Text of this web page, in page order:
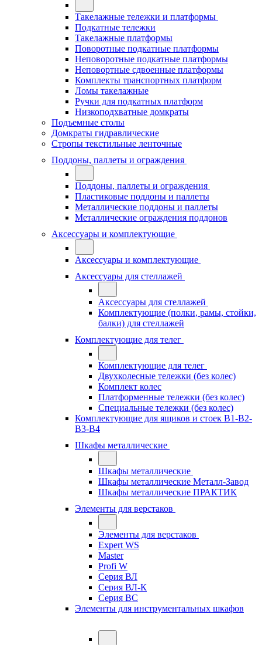
Такелажные тележки и платформы
Подкатные тележки
Такелажные платформы
Поворотные подкатные платформы
Неповоротные подкатные платформы
Неповортные сдвоенные платформы
Комплекты транспортных платформ
Ломы такелажные
Ручки для подкатных платформ
Низкоподхватные домкраты
Подъемные столы
Домкраты гидравлические
Стропы текстильные ленточные
Поддоны, паллеты и ограждения
Поддоны, паллеты и ограждения
Пластиковые поддоны и паллеты
Металлические поддоны и паллеты
Металлические ограждения поддонов
Аксессуары и комплектующие
Аксессуары и комплектующие
Аксессуары для стеллажей
Аксессуары для стеллажей
Комплектующие (полки, рамы, стойки,
балки) для стеллажей
Комплектующие для телег
Комплектующие для телег
Двухколесные тележки (без колес)
Комплект колес
Платформенные тележки (без колес)
Специальные тележки (без колес)
Комплектующие для ящиков и стоек В1-В2-
В3-В4
Шкафы металлические
Шкафы металлические
Шкафы металлические Металл-Завод
Шкафы металлические ПРАКТИК
Элементы для верстаков
Элементы для верстаков
Expert WS
Master
Profi W
Серия ВЛ
Серия ВЛ-К
Серия ВС
Элементы для инструментальных шкафов